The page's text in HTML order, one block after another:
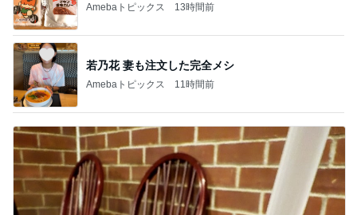
Amebaトピックス 13時間前
若乃花 妻も注文した完全メシ
Amebaトピックス 11時間前